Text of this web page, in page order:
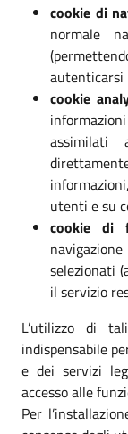
cookie di
normale
autenticarsi
cookie
assimilati
utenti e su
cookie di
selezionati
il servizio
L’utilizzo di
indispensabile
e dei servizi
accesso alle
Per